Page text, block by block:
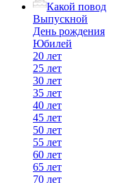
Какой повод
Выпускной
День рождения
Юбилей
20 лет
25 лет
30 лет
35 лет
40 лет
45 лет
50 лет
55 лет
60 лет
65 лет
70 лет